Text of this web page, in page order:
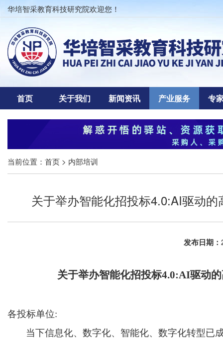
华培智采教育科技研究院欢迎您！
首页 关于我们 新闻资讯 产业服务 专
当前位置： 首页 > 内部培训
关于举办智能化招投标4.0:AI驱动
发布日期：
关于举办智能化招投标4.0:AI驱动
各投标单位:
当下信息化、数字化、智能化、数字化转型已